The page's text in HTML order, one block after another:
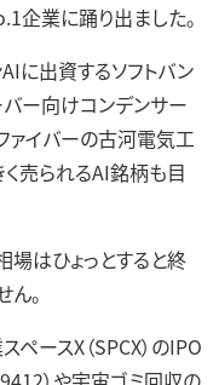
企業に踊り出ました。
に出資するソフトバン
バー向けコンデンサー
ァイバーの古河電気工
く売られるAI銘柄も目
はひょっとすると終
ん。
ースX（SPCX）のIPO